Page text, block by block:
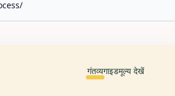
गंतव्यगाइडमूल्य देखें